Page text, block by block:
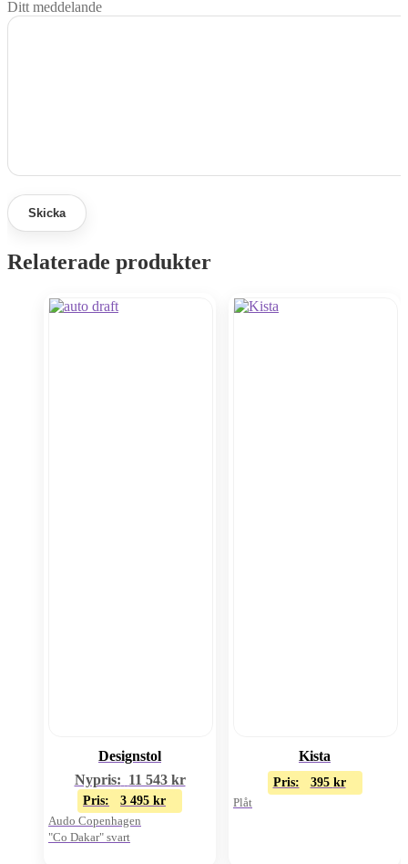
Ditt meddelande
Relaterade produkter
Designstol
Nypris: 11 543 kr
Pris: 3 495 kr
Audo Copenhagen
"Co Dakar" svart
Kista
Pris: 395 kr
Plåt